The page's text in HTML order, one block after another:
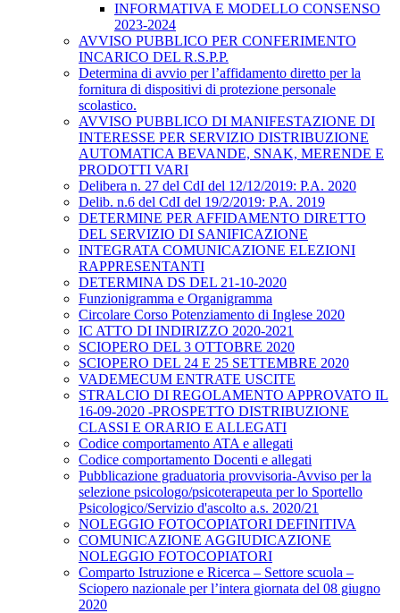
INFORMATIVA E MODELLO CONSENSO
2023-2024
AVVISO PUBBLICO PER CONFERIMENTO
INCARICO DEL R.S.P.P.
Determina di avvio per l’affidamento diretto per la
fornitura di dispositivi di protezione personale
scolastico.
AVVISO PUBBLICO DI MANIFESTAZIONE DI
INTERESSE PER SERVIZIO DISTRIBUZIONE
AUTOMATICA BEVANDE, SNAK, MERENDE E
PRODOTTI VARI
Delibera n. 27 del CdI del 12/12/2019: P.A. 2020
Delib. n.6 del CdI del 19/2/2019: P.A. 2019
DETERMINE PER AFFIDAMENTO DIRETTO
DEL SERVIZIO DI SANIFICAZIONE
INTEGRATA COMUNICAZIONE ELEZIONI
RAPPRESENTANTI
DETERMINA DS DEL 21-10-2020
Funzionigramma e Organigramma
Circolare Corso Potenziamento di Inglese 2020
IC ATTO DI INDIRIZZO 2020-2021
SCIOPERO DEL 3 OTTOBRE 2020
SCIOPERO DEL 24 E 25 SETTEMBRE 2020
VADEMECUM ENTRATE USCITE
STRALCIO DI REGOLAMENTO APPROVATO IL
16-09-2020 -PROSPETTO DISTRIBUZIONE
CLASSI E ORARIO E ALLEGATI
Codice comportamento ATA e allegati
Codice comportamento Docenti e allegati
Pubblicazione graduatoria provvisoria-Avviso per la
selezione psicologo/psicoterapeuta per lo Sportello
Psicologico/Servizio d'ascolto a.s. 2020/21
NOLEGGIO FOTOCOPIATORI DEFINITIVA
COMUNICAZIONE AGGIUDICAZIONE
NOLEGGIO FOTOCOPIATORI
Comparto Istruzione e Ricerca – Settore scuola –
Sciopero nazionale per l’intera giornata del 08 giugno
2020